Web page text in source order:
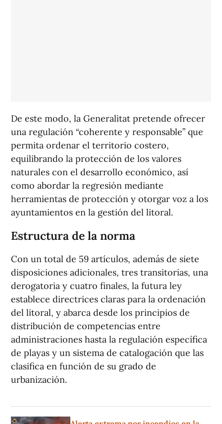
De este modo, la Generalitat pretende ofrecer
una regulación “coherente y responsable” que
permita ordenar el territorio costero,
equilibrando la protección de los valores
naturales con el desarrollo económico, así
como abordar la regresión mediante
herramientas de protección y otorgar voz a los
ayuntamientos en la gestión del litoral.
Estructura de la norma
Con un total de 59 artículos, además de siete
disposiciones adicionales, tres transitorias, una
derogatoria y cuatro finales, la futura ley
establece directrices claras para la ordenación
del litoral, y abarca desde los principios de
distribución de competencias entre
administraciones hasta la regulación específica
de playas y un sistema de catalogación que las
clasifica en función de su grado de
urbanización.